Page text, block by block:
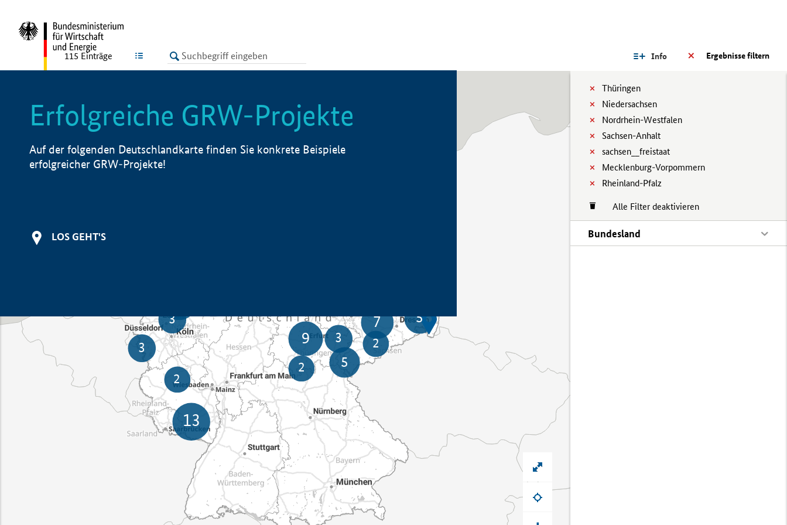
LISTE Ergebnisse filtern
Info
Thüringen
Niedersachsen
Nordrhein-Westfalen
Sachsen-Anhalt
sachsen__freistaat
Mecklenburg-Vorpommern
Rheinland-Pfalz
Alle Filter deaktivieren
Bundesland
115 Einträge
Erfolgreiche GRW-Projekte
Auf der folgenden Deutschlandkarte finden Sie konkrete Beispiele
erfolgreicher GRW-Projekte!
LOS GEHT'S